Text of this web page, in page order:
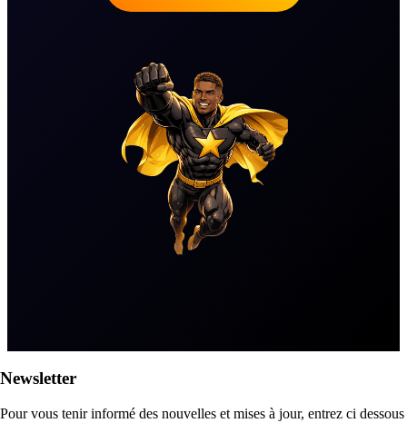
Newsletter
Pour vous tenir informé des nouvelles et mises à jour, entrez ci dessous